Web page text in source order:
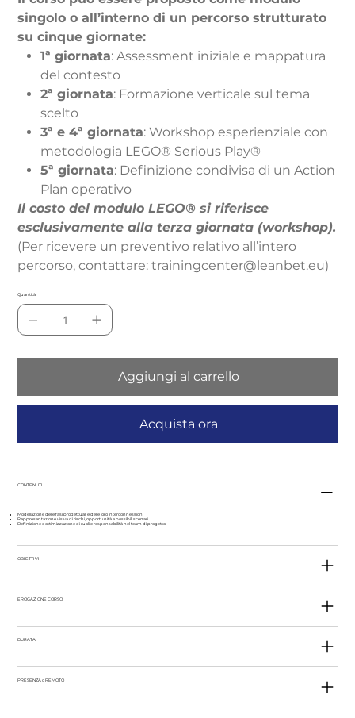
singolo o all’interno di un percorso strutturato
su cinque giornate:
1ª giornata: Assessment iniziale e mappatura
del contesto
2ª giornata: Formazione verticale sul tema
scelto
3ª e 4ª giornata: Workshop esperienziale con
metodologia LEGO® Serious Play®
5ª giornata: Definizione condivisa di un Action
Plan operativo
Il costo del modulo LEGO® si riferisce
esclusivamente alla terza giornata (workshop).
(Per ricevere un preventivo relativo all’intero
percorso, contattare: trainingcenter@leanbet.eu)
Quantità
Aggiungi al carrello
Acquista ora
CONTENUTI
Modellazione delle fasi progettuali e delle loro interconnessioni
Rappresentazione visiva di rischi, opportunità e possibili scenari
Definizione e ottimizzazione di ruoli e responsabilità nel team di progetto
OBIETTIVI
EROGAZIONE CORSO
DURATA
PRESENZA o REMOTO